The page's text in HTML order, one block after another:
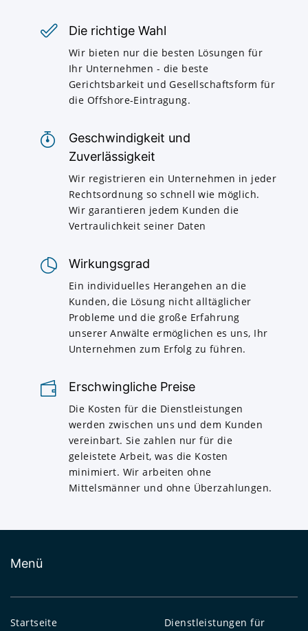
Die richtige Wahl
Wir bieten nur die besten Lösungen für
Ihr Unternehmen - die beste
Gerichtsbarkeit und Gesellschaftsform für
die Offshore-Eintragung.
Geschwindigkeit und
Zuverlässigkeit
Wir registrieren ein Unternehmen in jeder
Rechtsordnung so schnell wie möglich.
Wir garantieren jedem Kunden die
Vertraulichkeit seiner Daten
Wirkungsgrad
Ein individuelles Herangehen an die
Kunden, die Lösung nicht alltäglicher
Probleme und die große Erfahrung
unserer Anwälte ermöglichen es uns, Ihr
Unternehmen zum Erfolg zu führen.
Erschwingliche Preise
Die Kosten für die Dienstleistungen
werden zwischen uns und dem Kunden
vereinbart. Sie zahlen nur für die
geleistete Arbeit, was die Kosten
minimiert. Wir arbeiten ohne
Mittelsmänner und ohne Überzahlungen.
Menü
Startseite
Dienstleistungen für